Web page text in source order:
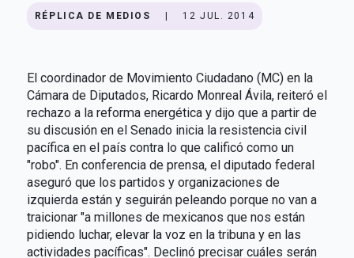
RÉPLICA DE MEDIOS 12 JUL. 2014
El coordinador de Movimiento Ciudadano (MC) en la
Cámara de Diputados, Ricardo Monreal Ávila, reiteró el
rechazo a la reforma energética y dijo que a partir de
su discusión en el Senado inicia la resistencia civil
pacífica en el país contra lo que calificó como un
"robo". En conferencia de prensa, el diputado federal
aseguró que los partidos y organizaciones de
izquierda están y seguirán peleando porque no van a
traicionar "a millones de mexicanos que nos están
pidiendo luchar, elevar la voz en la tribuna y en las
actividades pacíficas". Declinó precisar cuáles serán